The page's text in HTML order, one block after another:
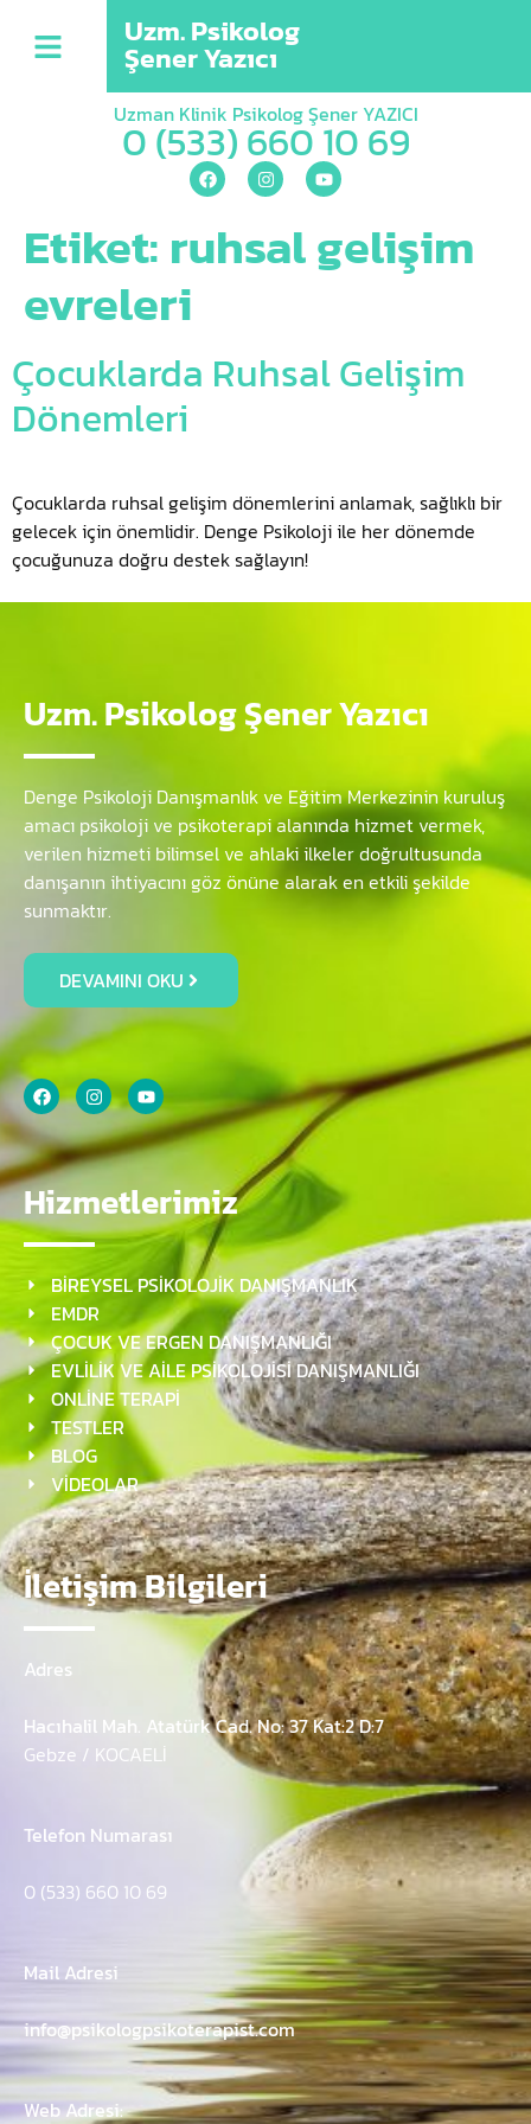
Uzm. Psikolog
Şener Yazıcı
Uzman Klinik Psikolog Şener YAZICI
0 (533) 660 10 69
Etiket: ruhsal gelişim
evreleri
Çocuklarda Ruhsal Gelişim
Dönemleri
Çocuklarda ruhsal gelişim dönemlerini anlamak, sağlıklı bir
gelecek için önemlidir. Denge Psikoloji ile her dönemde
çocuğunuza doğru destek sağlayın!
Uzm. Psikolog Şener Yazıcı
Denge Psikoloji Danışmanlık ve Eğitim Merkezinin kuruluş
amacı psikoloji ve psikoterapi alanında hizmet vermek,
verilen hizmeti bilimsel ve ahlaki ilkeler doğrultusunda
danışanın ihtiyacını göz önüne alarak en etkili şekilde
sunmaktır.
DEVAMINI OKU
Hizmetlerimiz
BİREYSEL PSİKOLOJİK DANIŞMANLIK
EMDR
ÇOCUK VE ERGEN DANIŞMANLIĞI
EVLİLİK VE AİLE PSİKOLOJİSİ DANIŞMANLIĞI
ONLİNE TERAPİ
TESTLER
BLOG
VİDEOLAR
İletişim Bilgileri
Adres
Hacıhalil Mah. Atatürk Cad. No: 37 Kat:2 D:7
Gebze / KOCAELİ
Telefon Numarası
0 (533) 660 10 69
Mail Adresi
info@psikologpsikoterapist.com
Web Adresi: